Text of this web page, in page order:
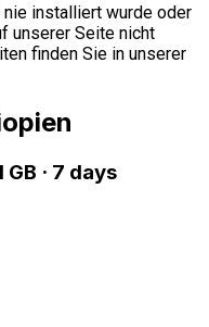
nie installiert wurde oder
unserer Seite nicht
finden Sie in unserer
GB · 7 days